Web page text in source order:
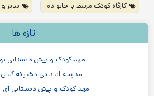
کارگاه کودک مرتبط با خانواده تئاتر
تازه ها
مهد کودک و پیش دبستانی
مدرسه ابتدایی دخترانه
مهد کودک و پیش دبستانی آی